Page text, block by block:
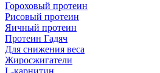
Гороховый протеин
Рисовый протеин
Яичный протеин
Протеин Гадяч
Для снижения веса
Жиросжигатели
L-карнитин